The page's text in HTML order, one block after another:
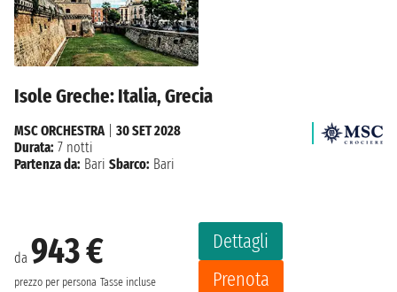
Isole Greche: Italia, Grecia
da 943 €
prezzo per persona Tasse incluse
Dettagli
Prenota
MSC ORCHESTRA
30 SET 2028
Durata: 7 notti
Partenza da: Bari Sbarco: Bari